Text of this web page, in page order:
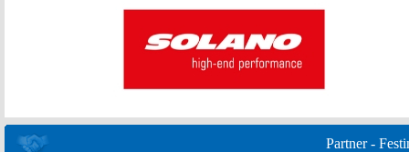
Partner -